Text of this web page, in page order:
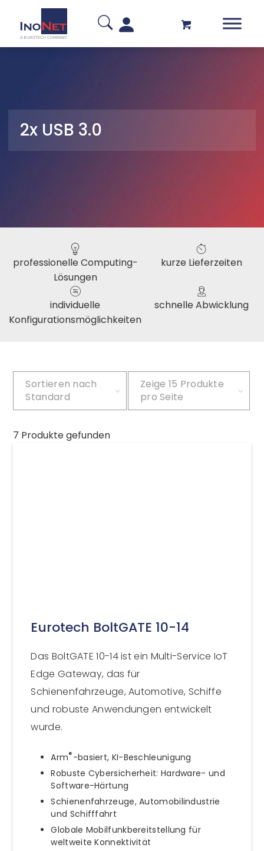
2x USB 3.0
professionelle Computing-
Lösungen
kurze Lieferzeiten
individuelle
Konfigurationsmöglichkeiten
schnelle Abwicklung
Sortieren nach
Standard
Zeige 15 Produkte
pro Seite
7 Produkte gefunden
Eurotech BoltGATE 10-14
Das BoltGATE 10-14 ist ein Multi-Service IoT
Edge Gateway, das für
Schienenfahrzeuge, Automotive, Schiffe
und robuste Anwendungen entwickelt
wurde.
Arm®-basiert, KI-Beschleunigung
Robuste Cybersicherheit: Hardware- und
Software-Härtung
Schienenfahrzeuge, Automobilindustrie
und Schifffahrt
Globale Mobilfunkbereitstellung für
weltweite Konnektivität